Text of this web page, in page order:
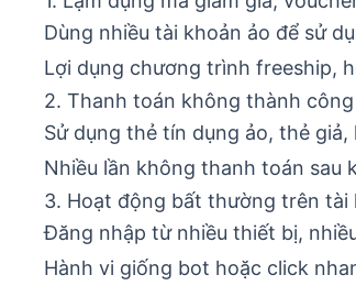
Dùng nhiều tài khoản ảo để sử
Lợi dụng chương trình freeship,
2. Thanh toán không thành
Sử dụng thẻ tín dụng ảo, thẻ
Nhiều lần không thanh toán sau
3. Hoạt động bất thường trên tài
Đăng nhập từ nhiều thiết bị,
Hành vi giống bot hoặc click